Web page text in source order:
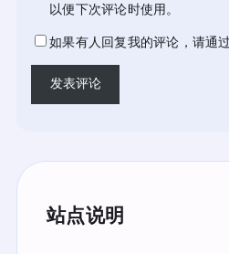
以便下次评论时使用。
如果有人回复我的评论，请通
站点说明